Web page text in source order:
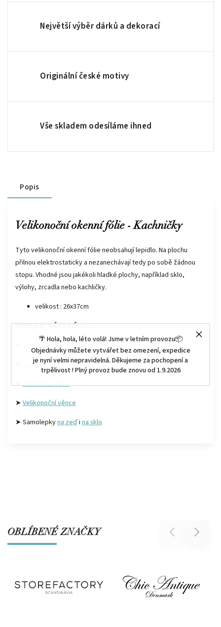
🌴 Hola, hola, léto volá! Jsme v letním provozu📦
Objednávky můžete vytvářet bez omezení, expedice
je nyní velmi nepravidelná. Děkujeme za pochopení a
trpělivost ! Plný provoz bude znovu od 1.9.2026
Největší výběr dárků a dekorací
Originální české motivy
Vše skladem odesíláme ihned
Popis
Velikonoční okenní fólie - Kachničky
Tyto velikonoční okenní fólie neobsahují lepidlo. Na plochu
přilnou elektrostaticky a nezanechávají tedy po sobě žádnou
stopu. Vhodné jsou jakékoli hladké plochy, například sklo,
výlohy, zrcadla nebo kachličky.
velikost : 26x37cm
MOHLO BY VÁS ZAJÍMAT :
Velikonoční a jarnídekorace
Vajíčka
➤Zdobení vajíček
➤ Velikonoční věnce
➤ Samolepkyna zeďi na sklo
OBLÍBENÉ ZNAČKY Previous Next